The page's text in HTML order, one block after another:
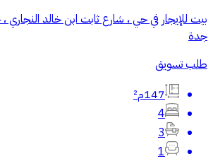
بيت للإيجار في حي ، شارع ثابت ابن خالد النجاري
جدة
طلب تسويق
147م²
4
3
1